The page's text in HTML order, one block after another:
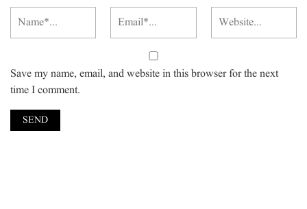
Save my name, email, and website in this browser for the next
time I comment.